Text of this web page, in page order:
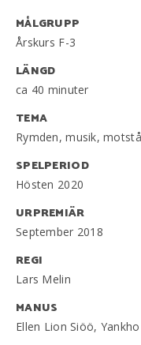
MÅLGRUPP
Årskurs F-3
LÄNGD
ca 40 minuter
TEMA
Rymden, musik,
SPELPERIOD
Hösten 2020
URPREMIÄR
September 2018
REGI
Lars Melin
MANUS
Ellen Lion Siöö,